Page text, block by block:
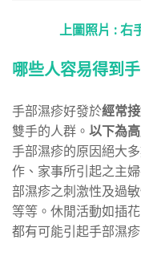
上圖照片 : 右
哪些人容易得到
手部濕疹好發於經常
雙手的人群。 以下為
手部濕疹的原因絕大
作、家事所引起之主
部濕疹之刺激性及過
等等。休閒活動如插
都有可能引起手部濕疹